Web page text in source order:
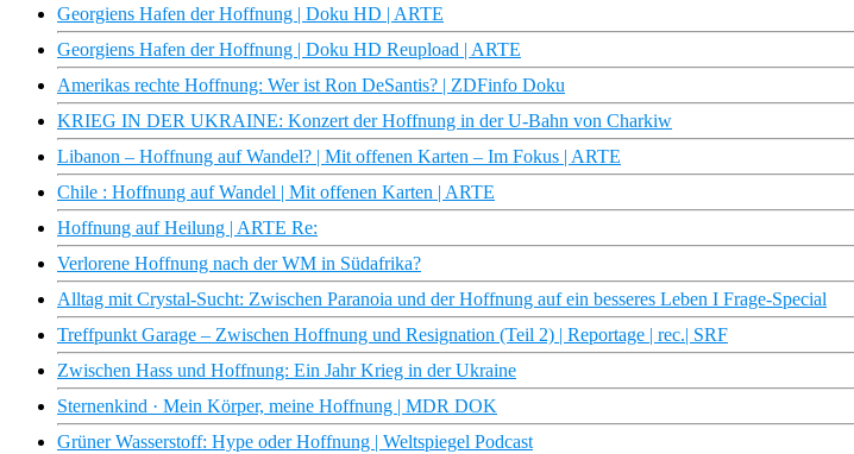
Georgiens Hafen der Hoffnung | Doku HD | ARTE
Georgiens Hafen der Hoffnung | Doku HD Reupload | ARTE
Amerikas rechte Hoffnung: Wer ist Ron DeSantis? | ZDFinfo Doku
KRIEG IN DER UKRAINE: Konzert der Hoffnung in der U-Bahn von Charkiw
Libanon – Hoffnung auf Wandel? | Mit offenen Karten – Im Fokus | ARTE
Chile : Hoffnung auf Wandel | Mit offenen Karten | ARTE
Hoffnung auf Heilung | ARTE Re:
Verlorene Hoffnung nach der WM in Südafrika?
Alltag mit Crystal-Sucht: Zwischen Paranoia und der Hoffnung auf ein besseres Leben I Frage-Special
Treffpunkt Garage – Zwischen Hoffnung und Resignation (Teil 2) | Reportage | rec.| SRF
Zwischen Hass und Hoffnung: Ein Jahr Krieg in der Ukraine
Sternenkind · Mein Körper, meine Hoffnung | MDR DOK
Grüner Wasserstoff: Hype oder Hoffnung | Weltspiegel Podcast